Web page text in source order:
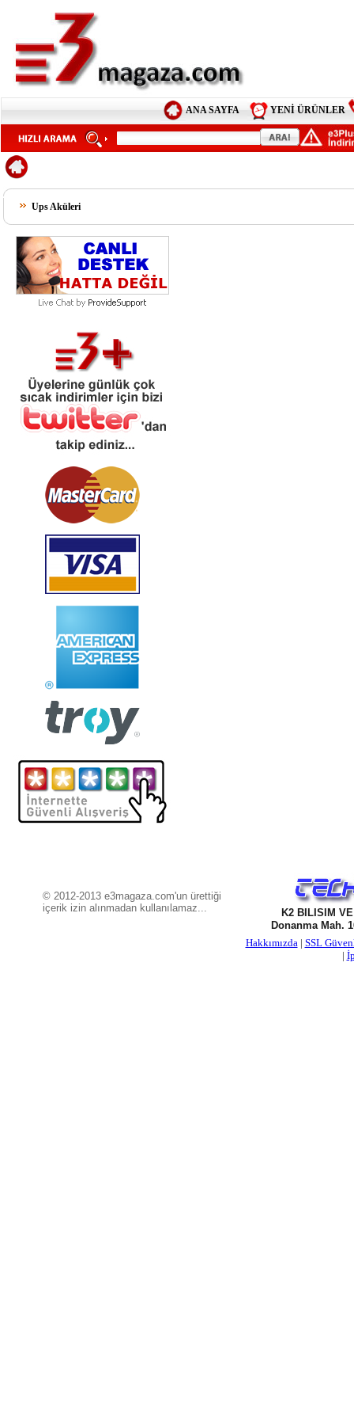
ANA SAYFA YENİ ÜRÜNLER
Ups Aküleri
© 2012-2013 e3magaza.com'un ürettiği
içerik izin alınmadan kullanılamaz...
K2 BILISIM
Donanma Mah.
Hakkımızda| SSL
|